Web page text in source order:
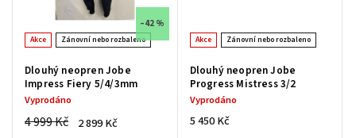
Akce Zánovní nebo rozbaleno
–42 %
Dlouhý neopren Jobe
Impress Fiery 5/4/3mm
Vyprodáno
4 999 Kč 2 899 Kč
Akce Zánovní nebo rozbaleno
Dlouhý neopren Jobe
Progress Mistress 3/2
Vyprodáno
5 450 Kč